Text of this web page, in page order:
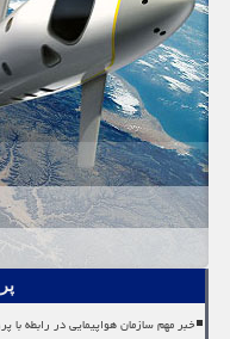
خبر مهم سازمان هواپیمایی در رابطه با